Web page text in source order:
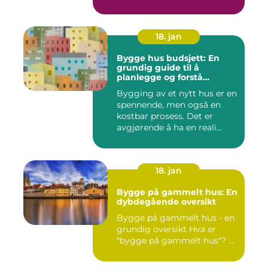
18. jan
Bygge hus budsjett: En
grundig guide til å
planlegge og forstå
Bygging av et nytt hus er en
spennende, men også en
kostbar prosess. Det er
avgjørende å ha en reali...
18. jan
Bygge på gammelt hus: En
dybdegående oversikt
Bygge på gammelt hus - en
grundig oversikt Hva er
"bygge på gammelt hus"? ...